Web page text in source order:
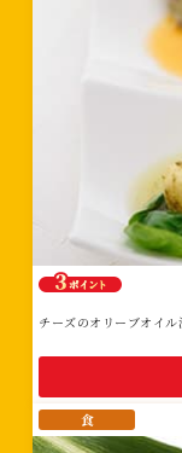
チーズのオリーブオイ
食